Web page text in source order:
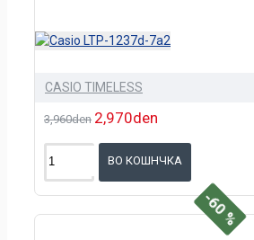
CASIO TIMELESS
3,960den 2,970den
ВО КОШНЧКА
-60 %